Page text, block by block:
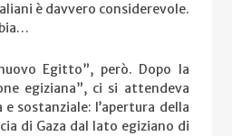
è davvero considerevole.
Egitto”, però. Dopo la
egiziana”, ci si attendeva
sostanziale: l’apertura della
di Gaza dal lato egiziano di